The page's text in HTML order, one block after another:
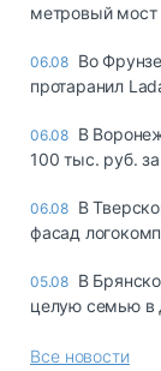
метровый мост
06.08 Во
протаранил
06.08 В
100 тыс. руб.
06.08 В
фасад
05.08 В
целую семью в
Все новости